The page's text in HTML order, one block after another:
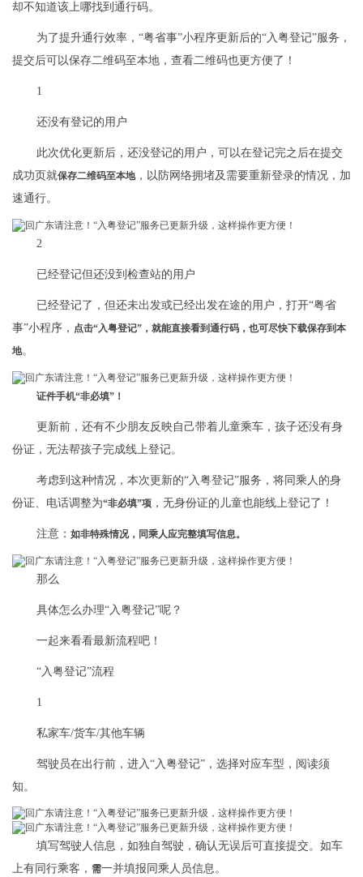
却不知道该上哪找到通行码。
为了提升通行效率，“粤省事”小程序更新后的“入粤登记”服务，
提交后可以保存二维码至本地，查看二维码也更方便了！
1
还没有登记的用户
此次优化更新后，还没登记的用户，可以在登记完之后在提交
成功页就保存二维码至本地，以防网络拥堵及需要重新登录的情况，加
速通行。
2
已经登记但还没到检查站的用户
已经登记了，但还未出发或已经出发在途的用户，打开“粤省
事”小程序， 点击“入粤登记”，就能直接看到通行码，也可尽快下载保存到本
地。
证件手机“非必填”！
更新前，还有不少朋友反映自己带着儿童乘车，孩子还没有身
份证，无法帮孩子完成线上登记。
考虑到这种情况，本次更新的“入粤登记”服务，将同乘人的身
份证、电话调整为“非必填”项 ，无身份证的儿童也能线上登记了！
注意： 如非特殊情况，同乘人应完整填写信息。
那么
具体怎么办理“入粤登记”呢？
一起来看看最新流程吧！
“入粤登记”流程
1
私家车/货车/其他车辆
驾驶员在出行前，进入“入粤登记”，选择对应车型，阅读须
知。
填写驾驶人信息，如独自驾驶，确认无误后可直接提交。如车
上有同行乘客， 需一并填报同乘人员信息。